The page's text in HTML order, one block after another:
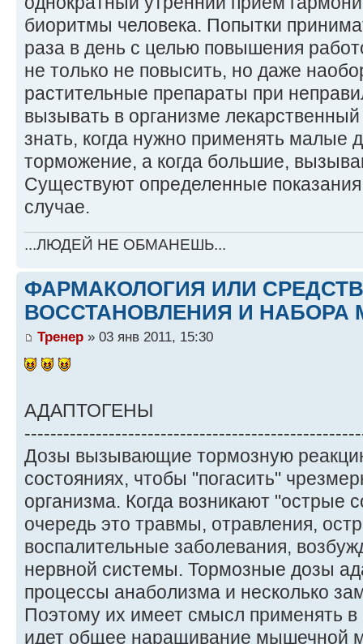
биоритмы человека. Попытки
раза в день с целью повышения
не только не повысить, но даже
растительные препараты при
вызывать в организме
знать, когда нужно применять
торможение, а когда большие,
Существуют определенные
случае.
...ЛЮДЕЙ НЕ ОБМАНЕШЬ...
ФАРМАКОЛОГИЯ ИЛИ
ВОССТАНОВЛЕНИЯ И НАБОРА
Тренер » 03 янв 2011, 15:30
АДАПТОГЕНЫ
Дозы вызывающие тормозную
состояниях, чтобы "погасить"
организма. Когда возникают "острые
очередь это травмы, отравления,
воспалительные заболевания,
нервной системы. Тормозные дозы
процессы анаболизма и несколько
Поэтому их имеет смысл применять
идет общее наращивание мышечной